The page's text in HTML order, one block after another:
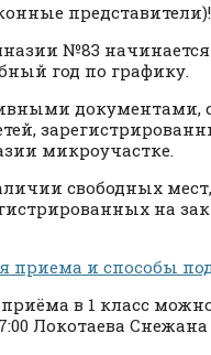
представители)!
№83
год по графику.
документами,
микроучастке.
свободных
на
приема и способы
в 1 класс
Локотаева